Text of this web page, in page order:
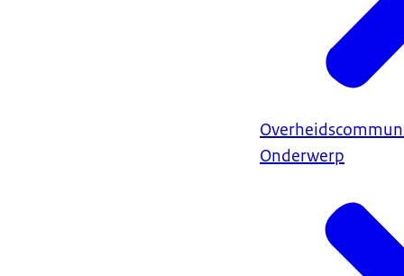
Onderwerp